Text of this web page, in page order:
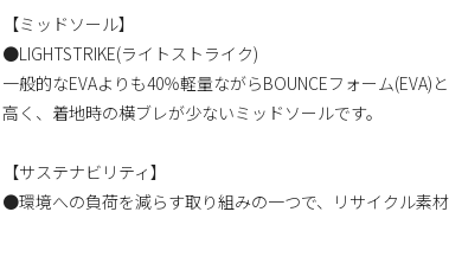
【ミッドソール】
●LIGHTSTRIKE(ライトストライク)
一般的なEVAよりも40％軽量ながらBOUNCEフォーム
高く、着地時の横ブレが少ないミッドソールです。
【サステナビリティ】
●環境への負荷を減らす取り組みの一つで、リサイクル素材